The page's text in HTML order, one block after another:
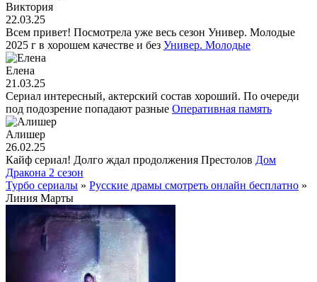
Виктория
22.03.25
Всем привет! Посмотрела уже весь сезон Универ. Молодые
2025 г в хорошем качестве и без Универ. Молодые
Елена
21.03.25
Сериал интересный, актерский состав хороший. По очереди
под подозрение попадают разные Оперативная память
Алишер
26.02.25
Кайф сериал! Долго ждал продолжения Престолов Дом
Дракона 2 сезон
Турбо сериалы » Русские драмы смотреть онлайн бесплатно »
Линия Марты